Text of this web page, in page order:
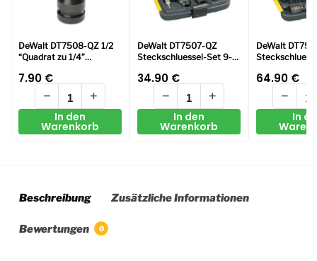
DeWalt DT7508-QZ 1/2
“Quadrat zu 1/4”
Konvertierungsadapter
7.90 €
−
+
In den
Warenkorb
DeWalt DT7507-QZ
Steckschluessel-Set 9-
34.90 €
−
+
In den
Warenkorb
DeWalt
64.90 €
−
In
Beschreibung Zusätzliche Informationen
Bewertungen 0